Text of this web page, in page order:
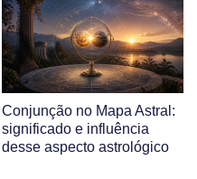
Conjunção no Mapa Astral:
significado e influência
desse aspecto astrológico